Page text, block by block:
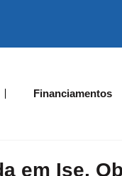
Financiamentos
em Ise,